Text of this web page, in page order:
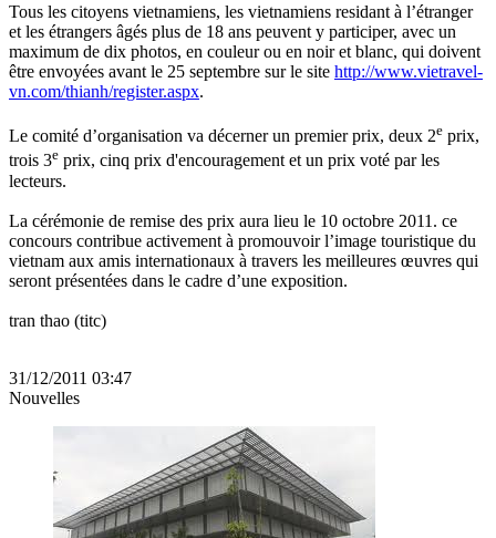
Tous les citoyens vietnamiens, les vietnamiens residant à l’étranger
et les étrangers âgés plus de 18 ans peuvent y participer, avec un
maximum de dix photos, en couleur ou en noir et blanc, qui doivent
être envoyées avant le 25 septembre sur le site http://www.vietravel-
vn.com/thianh/register.aspx.
Le comité d’organisation va décerner un premier prix, deux 2e prix,
trois 3e prix, cinq prix d'encouragement et un prix voté par les
lecteurs.
La cérémonie de remise des prix aura lieu le 10 octobre 2011. ce
concours contribue activement à promouvoir l’image touristique du
vietnam aux amis internationaux à travers les meilleures œuvres qui
seront présentées dans le cadre d’une exposition.
tran thao (titc)
31/12/2011 03:47
Nouvelles